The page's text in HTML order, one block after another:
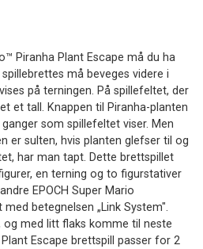
Piranha Plant Escape må du ha
må beveges videre i
på terningen. På spillefeltet, der
et tall. Knappen til Piranha-planten
som spillefeltet viser. Men
er sulten, hvis planten glefser til og
har man tapt. Dette brettspillet
en terning og to figurstativer
EPOCH Super Mario
betegnelsen „Link System".
og med litt flaks komme til neste
Escape brettspill passer for 2